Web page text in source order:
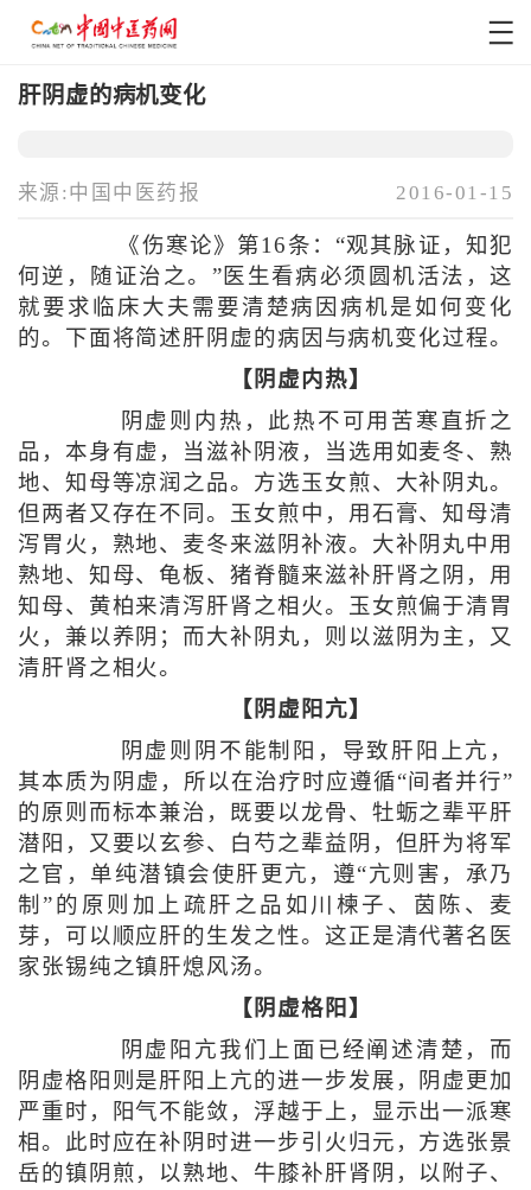
肝阴虚的病机变化
来源:中国中医药报 2016-01-15
《伤寒论》第16条：“观其脉证，知犯
何逆，随证治之。”医生看病必须圆机活法，这
就要求临床大夫需要清楚病因病机是如何变化
的。下面将简述肝阴虚的病因与病机变化过程。
【阴虚内热】
阴虚则内热，此热不可用苦寒直折之
品，本身有虚，当滋补阴液，当选用如麦冬、熟
地、知母等凉润之品。方选玉女煎、大补阴丸。
但两者又存在不同。玉女煎中，用石膏、知母清
泻胃火，熟地、麦冬来滋阴补液。大补阴丸中用
熟地、知母、龟板、猪脊髓来滋补肝肾之阴，用
知母、黄柏来清泻肝肾之相火。玉女煎偏于清胃
火，兼以养阴；而大补阴丸，则以滋阴为主，又
清肝肾之相火。
【阴虚阳亢】
阴虚则阴不能制阳，导致肝阳上亢，
其本质为阴虚，所以在治疗时应遵循“间者并行”
的原则而标本兼治，既要以龙骨、牡蛎之辈平肝
潜阳，又要以玄参、白芍之辈益阴，但肝为将军
之官，单纯潜镇会使肝更亢，遵“亢则害，承乃
制”的原则加上疏肝之品如川楝子、茵陈、麦
芽，可以顺应肝的生发之性。这正是清代著名医
家张锡纯之镇肝熄风汤。
【阴虚格阳】
阴虚阳亢我们上面已经阐述清楚，而
阴虚格阳则是肝阳上亢的进一步发展，阴虚更加
严重时，阳气不能敛，浮越于上，显示出一派寒
相。此时应在补阴时进一步引火归元，方选张景
岳的镇阴煎，以熟地、牛膝补肝肾阴，以附子、